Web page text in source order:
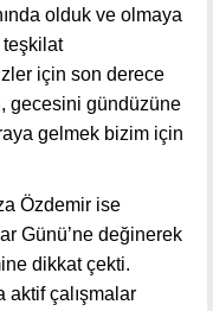
olduk ve olmaya
teşkilat
için son derece
gecesini gündüzüne
gelmek bizim için
Özdemir ise
Günü’ne değinerek
dikkat çekti.
aktif çalışmalar